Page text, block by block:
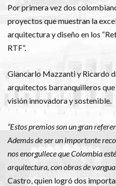
Por primera vez dos
proyectos que muestran la
arquitectura y diseño en los
RTF”.
Giancarlo Mazzanti y Ricardo
arquitectos barranquilleros
visión innovadora y sostenible.
“Estos premios son un gran
Además de ser un importante
nos enorgullece que Colombia
arquitectura, con obras de
Castro, quien logró dos